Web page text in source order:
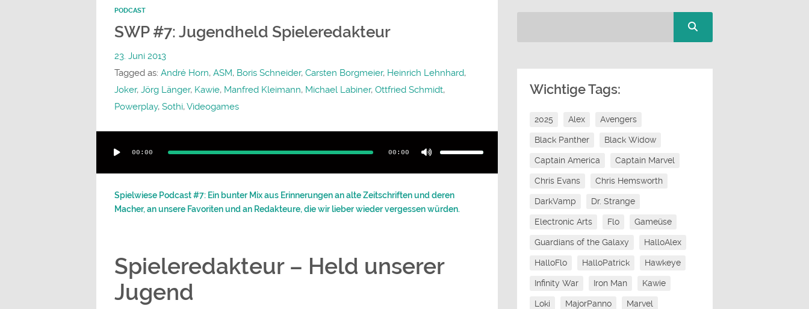
PODCAST
SWP #7: Jugendheld Spieleredakteur
23. Juni 2013
Tagged as: André Horn, ASM, Boris Schneider, Carsten Borgmeier, Heinrich Lehnhard,
Joker, Jörg Länger, Kawie, Manfred Kleimann, Michael Labiner, Ottfried Schmidt,
Powerplay, Sothi,Videogames
Player
00:00 00:00
Pfeiltasten
um
zu
Spielwiese Podcast #7: Ein bunter Mix aus Erinnerungen an alte Zeitschriften und deren
Macher, an unsere Favoriten und an Redakteure, die wir lieber wieder vergessen würden.
Spieleredakteur – Held unserer
Jugend
Wichtige Tags:
2025 Alex Avengers
Black Panther Black Widow
Captain America Captain Marvel
Chris Evans Chris Hemsworth
DarkVamp Dr. Strange
Electronic Arts Flo Gameüse
Guardians of the Galaxy HalloAlex
HalloFlo HalloPatrick Hawkeye
Infinity War Iron Man Kawie
Loki MajorPanno Marvel